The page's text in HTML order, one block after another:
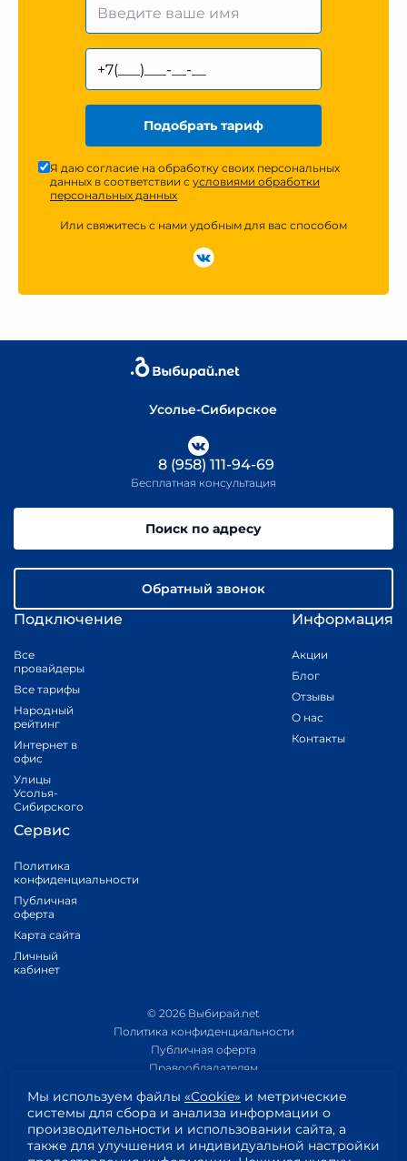
Подобрать тариф
Я даю согласие на обработку своих персональных
данных в соответствии с условиями обработки
персональных данных
Или свяжитесь с нами удобным для вас способом
Усолье-Сибирское
Подключение
Все
провайдеры
Все тарифы
Народный
рейтинг
Интернет в
офис
Улицы
Усолья-
Сибирского
Информация
Акции
Блог
Отзывы
О нас
Контакты
Сервис
Политика
конфиденциальности
Публичная
оферта
Карта сайта
Личный
кабинет
8 (958) 111-94-69
Бесплатная консультация
Поиск по адресу
Обратный звонок
© 2026 Выбирай.net
Политика конфиденциальности
Публичная оферта
Правообладателям
Приложение 1
Приложение 2
Согласие на обработку персональных данных
Мы используем файлы «Cookie» и метрические
системы для сбора и анализа информации о
производительности и использовании сайта, а
также для улучшения и индивидуальной настройки